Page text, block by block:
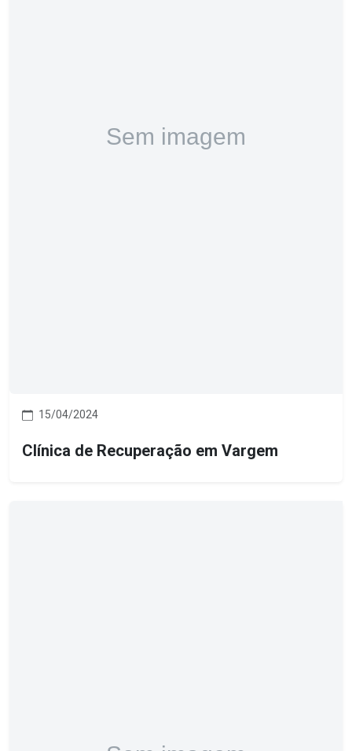
15/04/2024
Clínica de Recuperação em Vargem